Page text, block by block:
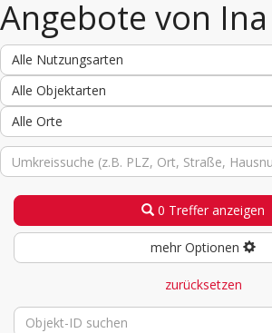
Angebote von
Alle Nutzungsarten
Alle Objektarten
Alle Orte
0 Treffer anzeigen
mehr Optionen
zurücksetzen